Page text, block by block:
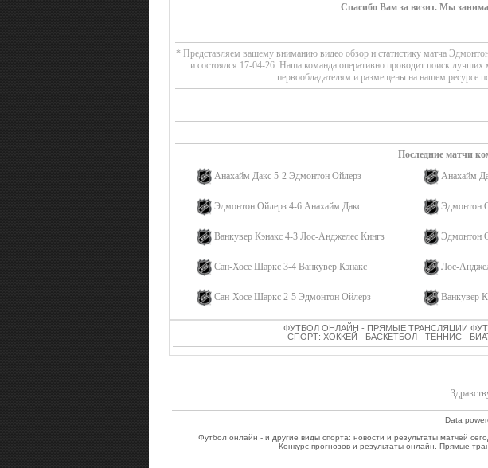
12:10 2:1 Ty Mueller
07:46 Удаление - 5 минДак
06:48
ШАЙБА!!! Савуа
01:58
ШАЙБА!!!
Спасибо Вам за визит. Мы
* Представляем вашему вниманию видео обзор и статистику матча
и состоялся 17-04-26. Наша команда оперативно проводит поиск
первообладателям и размещены на нашем ресурсе
Последние матчи
Анахайм Дакс 5-2 Эдмонтон Ойлерз
Анахайм
Эдмонтон Ойлерз 4-6 Анахайм Дакс Эдмонтон
Ванкувер Кэнакс 4-3 Лос-Анджелес Кингз Эдмонтон
Сан-Хосе Шаркс 3-4 Ванкувер Кэнакс Лос-
Сан-Хосе Шаркс 2-5 Эдмонтон Ойлерз Ванкувер
ФУТБОЛ ОНЛАЙН - ПРЯМЫЕ ТРАНСЛЯЦИИ
СПОРТ: ХОККЕЙ - БАСКЕТБОЛ - ТЕННИС -
Data
Футбол онлайн - и другие виды спорта: новости и результаты матчей
Конкурс прогнозов и результаты онлайн. Прямые